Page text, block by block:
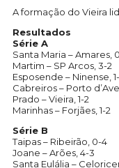
A formação do Vieira
Resultados
Série A
Santa Maria – Amares,
Martim – SP Arcos, 3-2
Esposende – Ninense,
Cabreiros – Porto
Prado – Vieira, 1-2
Marinhas – Forjães, 1-2
Série B
Taipas – Ribeirão, 0-4
Joane – Arões, 4-3
Santa Eulália –